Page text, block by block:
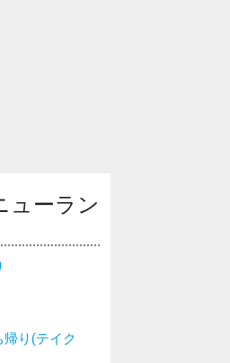
ューラン
り(テイク